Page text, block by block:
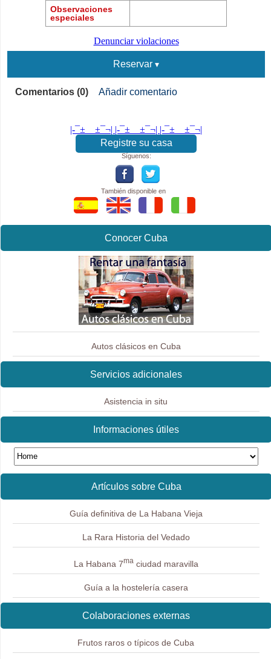
Observaciones
especiales
Denunciar violaciones
Reservar
Comentarios (0) Añadir comentario
|-¯±­__­±¯¬| |-¯±­__­±¯¬| |-¯±­__­±¯¬|
Registre su casa
Síguenos:
También disponible en
Conocer Cuba
Autos clásicos en Cuba
Servicios adicionales
Asistencia in situ
Informaciones útiles
Artículos sobre Cuba
Guía definitiva de La Habana Vieja
La Rara Historia del Vedado
La Habana 7maciudad maravilla
Guía a la hostelería casera
Colaboraciones externas
Frutos raros o típicos de Cuba